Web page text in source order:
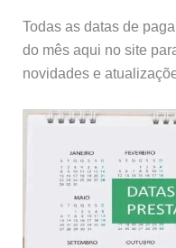
Todas as datas de
do mês aqui no site
novidades e